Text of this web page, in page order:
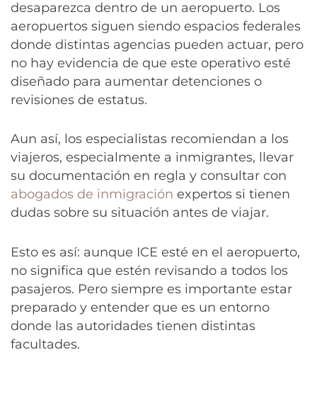
desaparezca dentro de un aeropuerto. Los
aeropuertos siguen siendo espacios federales
donde distintas agencias pueden actuar, pero
no hay evidencia de que este operativo esté
diseñado para aumentar detenciones o
revisiones de estatus.
Aun así, los especialistas recomiendan a los
viajeros, especialmente a inmigrantes, llevar
su documentación en regla y consultar con
abogados de inmigración expertos si tienen
dudas sobre su situación antes de viajar.
Esto es así: aunque ICE esté en el aeropuerto,
no significa que estén revisando a todos los
pasajeros. Pero siempre es importante estar
preparado y entender que es un entorno
donde las autoridades tienen distintas
facultades.